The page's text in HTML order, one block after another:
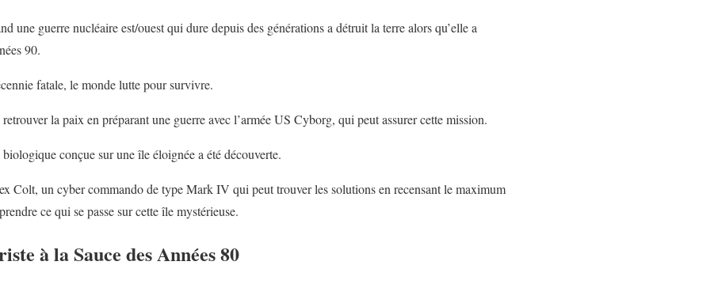
une guerre nucléaire est/ouest qui dure depuis des générations a détruit la terre alors qu’elle a
90.
fatale, le monde lutte pour survivre.
la paix en préparant une guerre avec l’armée US Cyborg, qui peut assurer cette mission.
conçue sur une île éloignée a été découverte.
Colt, un cyber commando de type Mark IV qui peut trouver les solutions en recensant le maximum
ce qui se passe sur cette île mystérieuse.
à la Sauce des Années 80